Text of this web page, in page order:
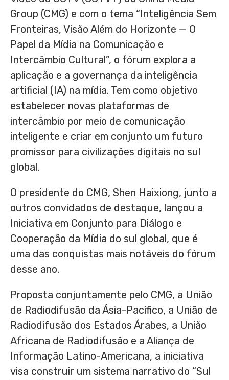
Group (CMG) e com o tema “Inteligência Sem
Fronteiras, Visão Além do Horizonte — O
Papel da Mídia na Comunicação e
Intercâmbio Cultural”, o fórum explora a
aplicação e a governança da inteligência
artificial (IA) na mídia. Tem como objetivo
estabelecer novas plataformas de
intercâmbio por meio de comunicação
inteligente e criar em conjunto um futuro
promissor para civilizações digitais no sul
global.
O presidente do CMG, Shen Haixiong, junto a
outros convidados de destaque, lançou a
Iniciativa em Conjunto para Diálogo e
Cooperação da Mídia do sul global, que é
uma das conquistas mais notáveis do fórum
desse ano.
Proposta conjuntamente pelo CMG, a União
de Radiodifusão da Ásia-Pacífico, a União de
Radiodifusão dos Estados Árabes, a União
Africana de Radiodifusão e a Aliança de
Informação Latino-Americana, a iniciativa
visa construir um sistema narrativo do “Sul